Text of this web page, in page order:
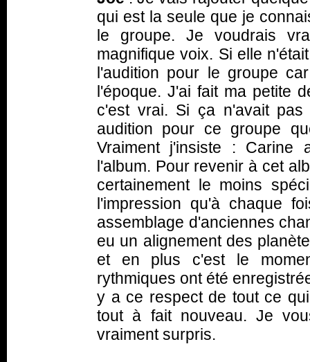
qui est la seule que je
le groupe. Je voudrais
magnifique voix. Si elle
l'audition pour le groupe
l'époque. J'ai fait ma petite
c'est vrai. Si ça n'avait
audition pour ce groupe
Vraiment j'insiste : Carine
l'album. Pour revenir à cet
certainement le moins
l'impression qu'à chaque
assemblage d'anciennes
eu un alignement des
et en plus c'est le
rythmiques ont été
y a ce respect de tout ce
tout à fait nouveau. Je
vraiment surpris.